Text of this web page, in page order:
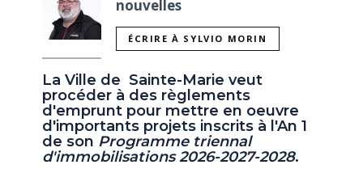
nouvelles
ÉCRIRE À SYLVIO MORIN
La Ville de Sainte-Marie veut
procéder à des règlements
d'emprunt pour mettre en oeuvre
d'importants projets inscrits à l'An 1
de son Programme triennal
d'immobilisations 2026-2027-2028.